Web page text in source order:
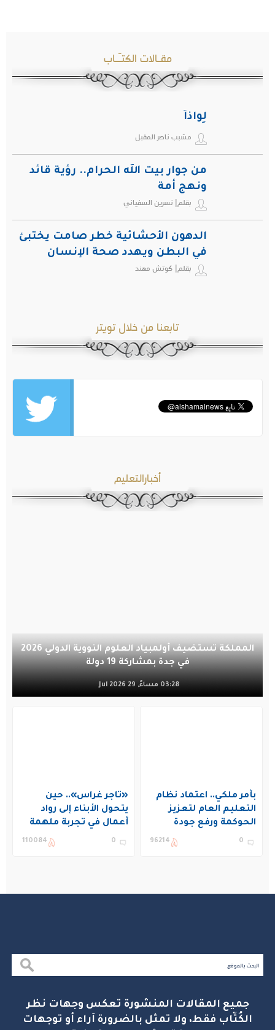
مقـالات الكتـّـاب
لِواذاً
مشبب ناصر المقبل
من جوار بيت الله الحرام.. رؤية قائد
ونهج أمة
بقلم| نسرين السفياني
الدهون الأحشائية خطر صامت يختبئ
في البطن ويهدد صحة الإنسان
بقلم| كوتش مهند
تابعنا من خلال تويتر
أخبارالتعليم
المملكة تستضيف أولمبياد العلوم النووية الدولي 2026
في جدة بمشاركة 19 دولة
03:28 مساءً, 29 Jul 2026
بأمر ملكي.. اعتماد نظام
التعليم العام لتعزيز
الحوكمة ورفع جودة
التعليم في المملكة
0
96214
«تاجر غراس».. حين
يتحول الأبناء إلى رواد
أعمال في تجربة ملهمة
بنادي غراس الصيفي
0
110084
جميع المقالات المنشورة تعكس وجهات نظر
الكُتّاب فقط، ولا تمثل بالضرورة آراء أو توجهات